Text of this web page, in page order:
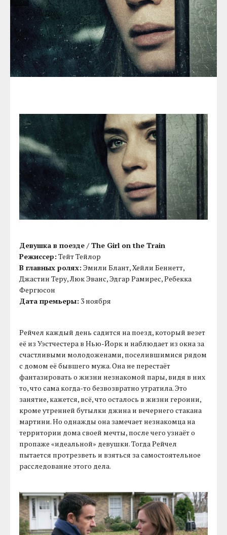
Девушка в поезде / The Girl on the Train
Режиссер: Тейт Тейлор
В главных ролях: Эмили Блант, Хейли Беннетт,
Джастин Теру, Люк Эванс, Эдгар Рамирес, Ребекка
Фергюсон
Дата премьеры: 3 ноября
Рейчел каждый день садится на поезд, который везет
её из Уэстчестера в Нью-Йорк и наблюдает из окна за
счастливыми молодоженами, поселившимися рядом
с домом её бывшего мужа. Она не перестаёт
фантазировать о жизни незнакомой пары, видя в них
то, что сама когда-то безвозвратно утратила. Это
занятие, кажется, всё, что осталось в жизни героини,
кроме утренней бутылки джина и вечернего стакана
мартини. Но однажды она замечает незнакомца на
территории дома своей мечты, после чего узнаёт о
пропаже «идеальной» девушки. Тогда Рейчел
пытается протрезветь и взяться за самостоятельное
расследование этого дела.